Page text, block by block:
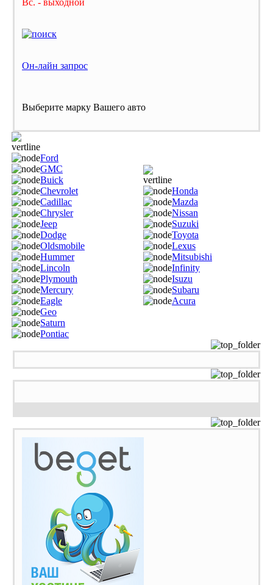
Вс. - выходной
Он-лайн запрос
Выберите марку Вашего авто
Ford
GMC
Buick
Chevrolet
Cadillac
Chrysler
Jeep
Dodge
Oldsmobile
Hummer
Lincoln
Plymouth
Mercury
Eagle
Geo
Saturn
Pontiac
Honda
Mazda
Nissan
Suzuki
Toyota
Lexus
Mitsubishi
Infinity
Isuzu
Subaru
Acura